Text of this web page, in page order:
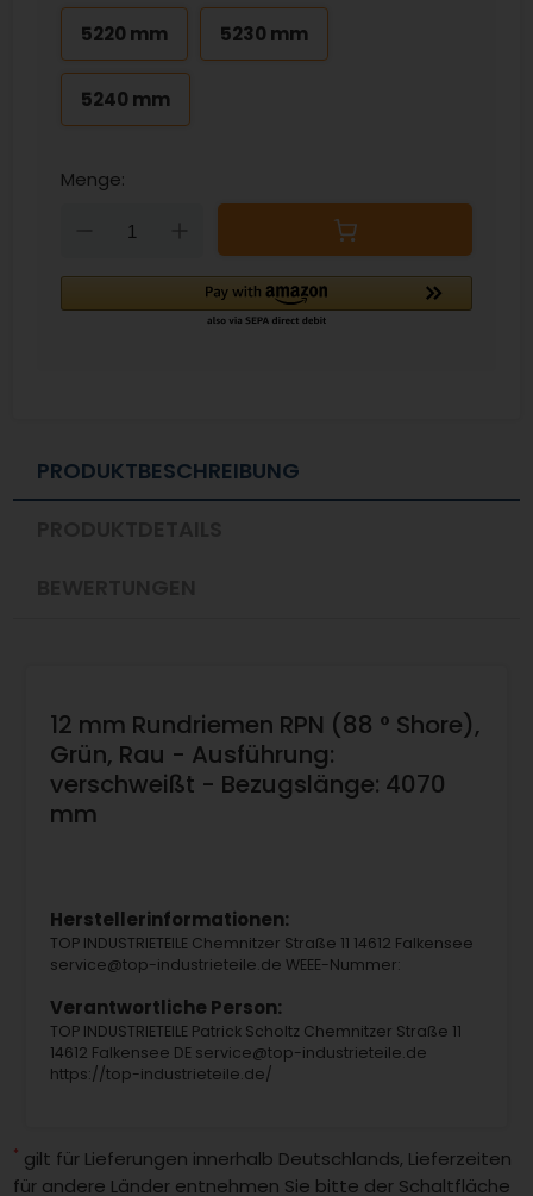
5220 mm 5230 mm
5240 mm
Menge:
Down
PRODUKTBESCHREIBUNG
12 mm Rundriemen RPN (88 ° Shore),
Grün, Rau - Ausführung:
verschweißt - Bezugslänge: 4070
mm
Herstellerinformationen:
TOP INDUSTRIETEILE Chemnitzer Straße 11 14612 Falkensee
service@top-industrieteile.de WEEE-Nummer:
Verantwortliche Person:
TOP INDUSTRIETEILE Patrick Scholtz Chemnitzer Straße 11
14612 Falkensee DE service@top-industrieteile.de
https://top-industrieteile.de/
* gilt für Lieferungen innerhalb Deutschlands, Lieferzeiten
für andere Länder entnehmen Sie bitte der Schaltfläche